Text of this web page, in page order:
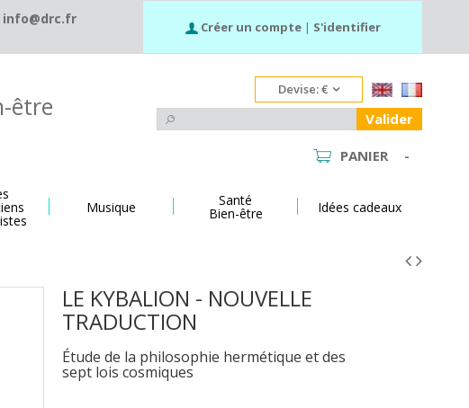
info@drc.fr Créer un compte | S'identifier
être
Devise:€
Valider
PANIER -
Musique Santé
Bien-être Idées cadeaux
LE KYBALION - NOUVELLE
TRADUCTION
Étude de la philosophie hermétique et des
sept lois cosmiques